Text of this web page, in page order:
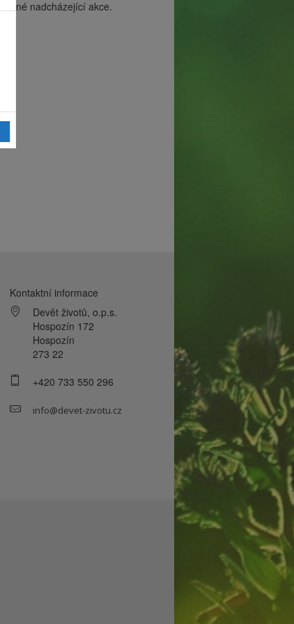
žádné nadcházející akce.
Kontaktní informace
Devět životů, o.p.s.
Hospozín 172
Hospozín
273 22
+420 733 550 296
info@devet-zivotu.cz